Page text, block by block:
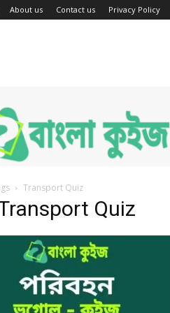
About us Contact us Privacy Policy
Transport Quiz
Quiz